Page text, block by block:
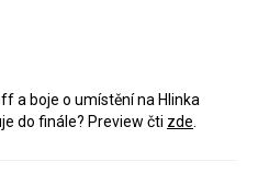
a boje o umístění na Hlinka
do finále? Preview čti zde